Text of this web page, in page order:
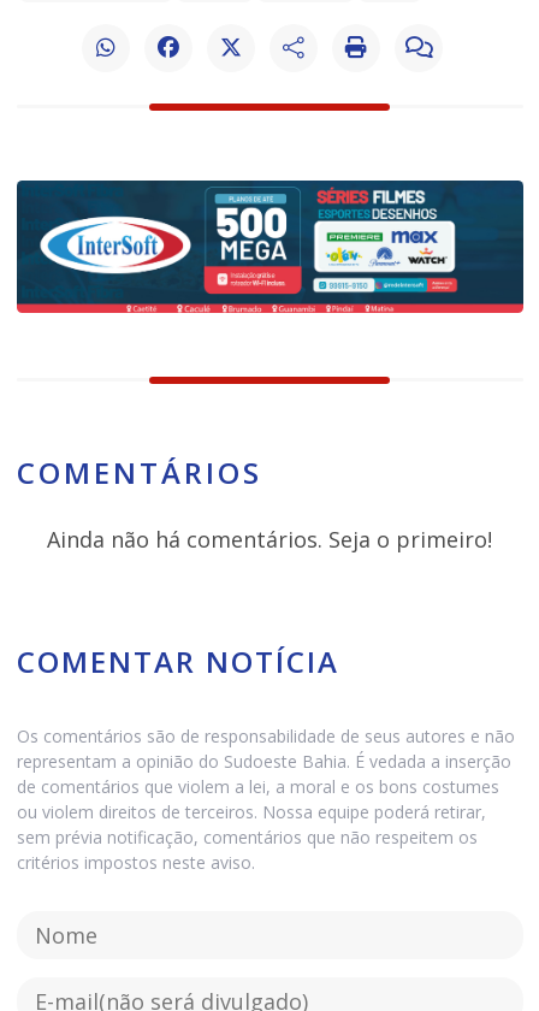
COMENTÁRIOS
Ainda não há comentários. Seja o primeiro!
COMENTAR NOTÍCIA
Os comentários são de responsabilidade de seus autores e não
representam a opinião do Sudoeste Bahia. É vedada a inserção
de comentários que violem a lei, a moral e os bons costumes
ou violem direitos de terceiros. Nossa equipe poderá retirar,
sem prévia notificação, comentários que não respeitem os
critérios impostos neste aviso.